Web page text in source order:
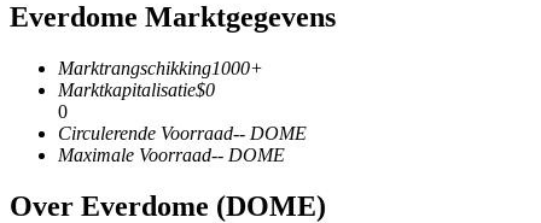
TradFi
Derivaten voor aandelen, forex, edelmetalen en grondstoffen
Everdome Marktgegevens
Marktrangschikking1000+
Marktkapitalisatie$0
0
Circulerende Voorraad-- DOME
Maximale Voorraad-- DOME
Over Everdome (DOME)